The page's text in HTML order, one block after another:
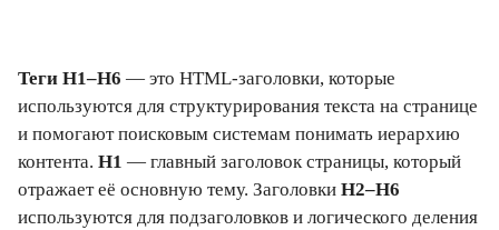
Теги H1–H6 — это HTML-заголовки, которые
используются для структурирования текста на странице
и помогают поисковым системам понимать иерархию
контента. H1 — главный заголовок страницы, который
отражает её основную тему. Заголовки H2–H6
используются для подзаголовков и логического деления